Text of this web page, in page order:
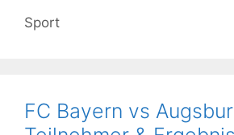
Kategorien
Sport
FC Bayern vs